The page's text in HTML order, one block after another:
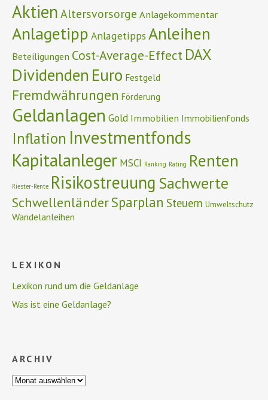
Aktien Altersvorsorge Anlagekommentar
Anlagetipp Anlagetipps Anleihen
Beteiligungen Cost-Average-Effect DAX
Dividenden Euro Festgeld
Fremdwährungen Förderung
Geldanlagen Gold Immobilien Immobilienfonds
Inflation Investmentfonds
Kapitalanleger MSCI Ranking Rating Renten
Riester-Rente Risikostreuung Sachwerte
SchwellenländerSparplan Steuern Umweltschutz
Wandelanleihen
LEXIKON
Lexikon rund um die Geldanlage
Was ist eine Geldanlage?
ARCHIV